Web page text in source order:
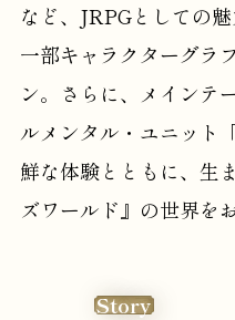
など、JRPGとしての
一部キャラクターグラ
ン。さらに、メインテ
ルメンタル・ユニット
鮮な体験とともに、生
ズワールド』の世界を
Story